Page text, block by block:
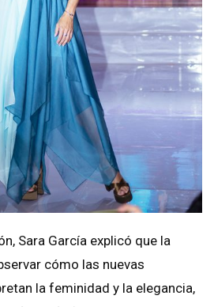
Sara García explicó que la
cómo las nuevas
la feminidad y la elegancia,